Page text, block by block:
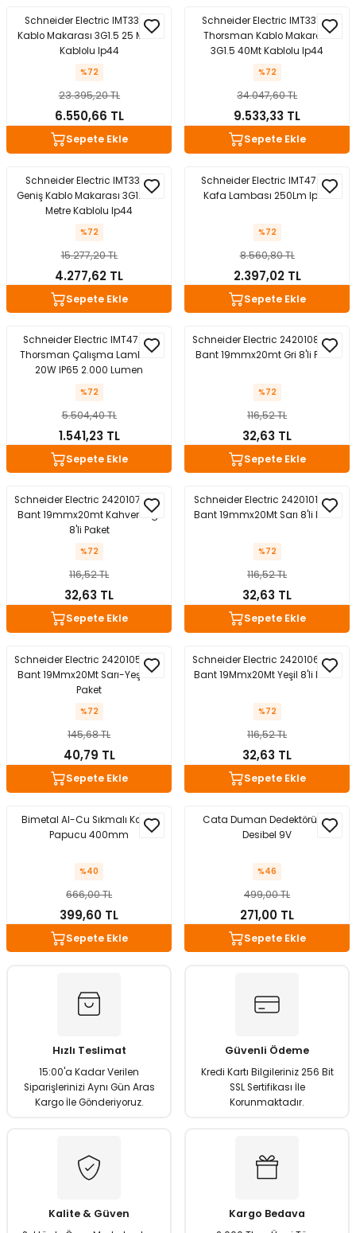
Schneider Electric IMT33147
Kablo Makarası 3G1.5 25 Metre
Kablolu Ip44
%72
23.395,20 TL
6.550,66 TL
Sepete Ekle
Schneider Electric IMT33158
Thorsman Kablo Makarası
3G1.5 40Mt Kablolu Ip44
%72
34.047,60 TL
9.533,33 TL
Sepete Ekle
Schneider Electric IMT33151
Geniş Kablo Makarası 3G1.5 25
Metre Kablolu Ip44
%72
15.277,20 TL
4.277,62 TL
Sepete Ekle
Schneider Electric IMT47239
Kafa Lambası 250Lm Ip54
%72
8.560,80 TL
2.397,02 TL
Sepete Ekle
Schneider Electric IMT47225
Thorsman Çalışma Lambası
20W IP65 2.000 Lumen
%72
5.504,40 TL
1.541,23 TL
Sepete Ekle
Schneider Electric 2420108 İzole
Bant 19mmx20mt Gri 8'li Paket
%72
116,52 TL
32,63 TL
Sepete Ekle
Schneider Electric 2420107 İzole
Bant 19mmx20mt Kahverengi
8'li Paket
%72
116,52 TL
32,63 TL
Sepete Ekle
Schneider Electric 2420101 İzole
Bant 19mmx20Mt Sarı 8'li Paket
%72
116,52 TL
32,63 TL
Sepete Ekle
Schneider Electric 2420105 İzole
Bant 19Mmx20Mt Sarı-Yeşil 8'li
Paket
%72
145,68 TL
40,79 TL
Sepete Ekle
Schneider Electric 2420106 İzole
Bant 19Mmx20Mt Yeşil 8'li Paket
%72
116,52 TL
32,63 TL
Sepete Ekle
Bimetal Al-Cu Sıkmalı Kablo
Papucu 400mm
%40
666,00 TL
399,60 TL
Sepete Ekle
Cata Duman Dedektörü 85
Desibel 9V
%46
499,00 TL
271,00 TL
Sepete Ekle
Hızlı Teslimat
15:00'a Kadar Verilen
Siparişlerinizi Aynı Gün Aras
Kargo İle Gönderiyoruz.
Güvenli Ödeme
Kredi Kartı Bilgileriniz 256 Bit
SSL Sertifikası İle
Korunmaktadır.
Kalite & Güven Kargo Bedava